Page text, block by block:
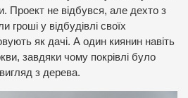
Проект не відбувся, але дехто з
гроші у відбудівлі своїх
як дачі. А один киянин навіть
завдяки чому покрівлі було
з дерева.